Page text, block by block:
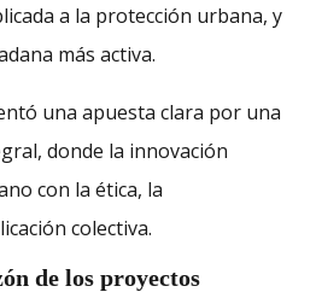
a la protección urbana, y
más activa.
una apuesta clara por una
donde la innovación
con la ética, la
colectiva.
de los proyectos